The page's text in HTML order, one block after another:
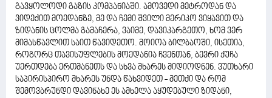
გავყოლოდი გაზის კომპანიაში. ამოვედი მეტროდან და
ვიდექით მოედანზე, მე და ჩემი შვილი მერიკო ვიყავით და
ზიდანის ცოლმა გამაჩერა, ვაიმე, დავიკარგეთო, ხომ ვერ
მიმასწავლით საით წავიდეთო. მოიოა ბილბაოში, ისეთია,
როგორც თავისუფლების მოედანია ჩვენთან, ბევრი ქუჩა
უერთდება ერთმანეთს და სხვა მხარეს მიდიოდნენ. ვუთხარი
საპირისპირო მხარეს უნდა წახვიდეთ - მეთქი და რომ
შემოვბრუნდი დავინახე ეს ამხელა აყუდებული ზიდანი,